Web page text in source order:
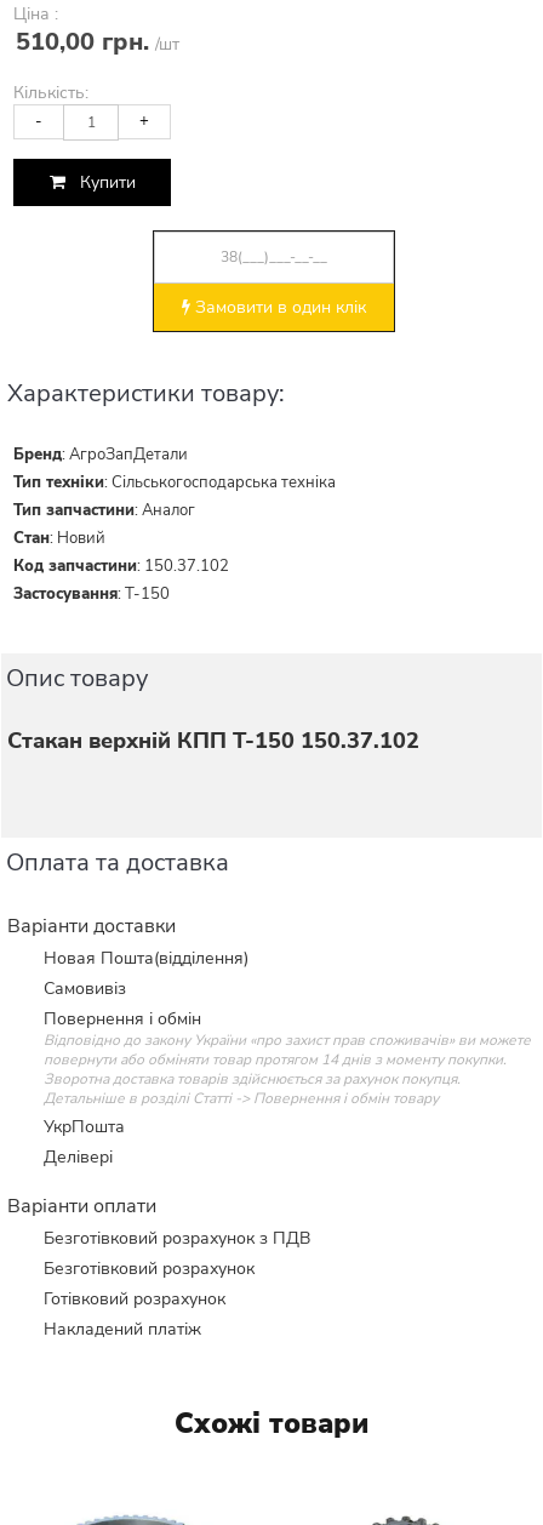
Ціна :
510,00 грн. /шт
Кількість:
- +
Купити
Замовити в один клік
Характеристики товару:
Бренд:АгроЗапДетали
Тип техніки:Сільськогосподарська техніка
Тип запчастини:Аналог
Стан: Новий
Код запчастини: 150.37.102
Застосування:Т-150
Опис товару
Стакан верхній КПП Т-150 150.37.102
Оплата та доставка
Варіанти доставки
Новая Пошта(відділення)
Самовивіз
Повернення і обмін
Відповідно до закону України «про захист прав споживачів» ви можете
повернути або обміняти товар протягом 14 днів з моменту покупки.
Зворотна доставка товарів здійснюється за рахунок покупця.
Детальніше в розділі Статті -> Повернення і обмін товару
УкрПошта
Делівері
Варіанти оплати
Безготівковий розрахунок з ПДВ
Безготівковий розрахунок
Готівковий розрахунок
Накладений платіж
Схожі товари